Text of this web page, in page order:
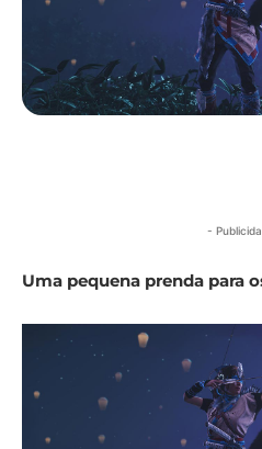
-
Uma pequena prenda para